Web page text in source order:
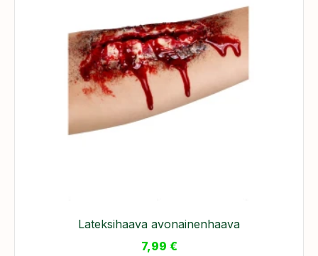
Lateksihaava avonainenhaava
7,99 €